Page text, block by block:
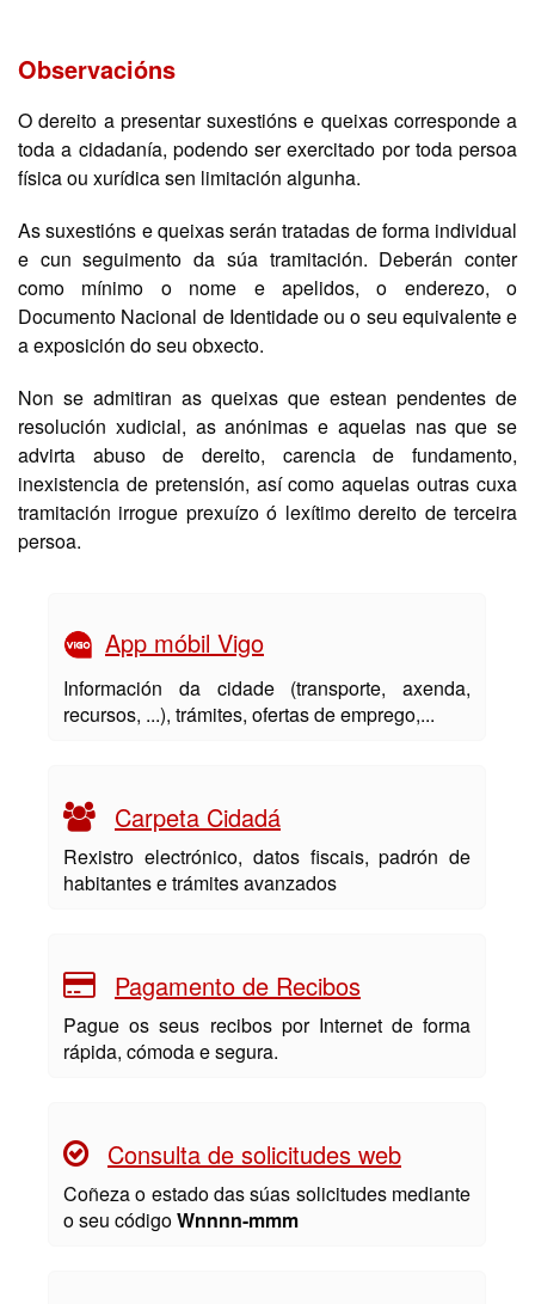
Observacións
O dereito a presentar suxestións e queixas corresponde a
toda a cidadanía, podendo ser exercitado por toda persoa
física ou xurídica sen limitación algunha.
As suxestións e queixas serán tratadas de forma individual
e cun seguimento da súa tramitación. Deberán conter
como mínimo o nome e apelidos, o enderezo, o
Documento Nacional de Identidade ou o seu equivalente e
a exposición do seu obxecto.
Non se admitiran as queixas que estean pendentes de
resolución xudicial, as anónimas e aquelas nas que se
advirta abuso de dereito, carencia de fundamento,
inexistencia de pretensión, así como aquelas outras cuxa
tramitación irrogue prexuízo ó lexítimo dereito de terceira
persoa.
App móbil Vigo
Información da cidade (transporte, axenda,
recursos, ...), trámites, ofertas de emprego,...
Carpeta Cidadá
Rexistro electrónico, datos fiscais, padrón de
habitantes e trámites avanzados
Pagamento de Recibos
Pague os seus recibos por Internet de forma
rápida, cómoda e segura.
Consulta de solicitudes web
Coñeza o estado das súas solicitudes mediante
o seu códigoWnnnn-mmm